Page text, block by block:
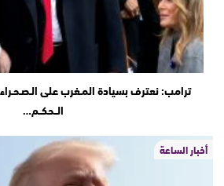
ترامب: نعترف بسيادة المـغرب على
الــحكــم…
أخبار الساعة